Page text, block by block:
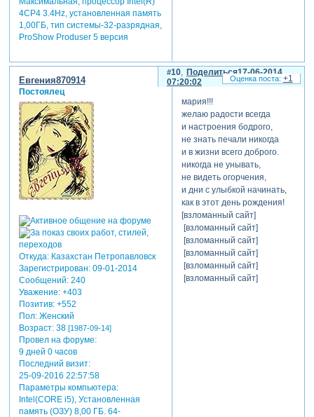
4CP4 3.4Hz, установленная память
1,00ГБ, тип системы-32-разрядная,
ProShow Produser 5 версия
Поделиться
10
17-06-2014
07:20:02
Евгения870914
Постоялец
Откуда:Казахстан Петропавловск
Зарегистрирован: 09-01-2014
Сообщений:240
Уважение: +403
Позитив: +552
Пол:Женский
Возраст:38 [1987-09-14]
Провел на форуме:
9 дней 0 часов
Последний визит:
25-09-2016 22:57:58
Параметры компьютера:
Intel(CORE i5), Установленная
память (ОЗУ) 8,00 ГБ. 64-
мария!!!
желаю радости всегда
и настроения бодрого,
не знать печали никогда
и в жизни всего доброго.
никогда не унывать,
не видеть огорчения,
и дни с улыбкой начинать,
как в этот день рождения!
[взломанный сайт]
[взломанный сайт]
[взломанный сайт]
[взломанный сайт]
[взломанный сайт]
[взломанный сайт]
+1